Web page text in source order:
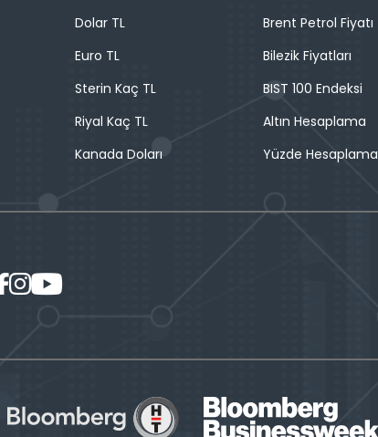
Dolar TL
Euro TL
Sterin Kaç TL
Riyal Kaç TL
Kanada Doları
Brent Petrol Fiyatı
Bilezik Fiyatları
BIST 100 Endeksi
Altın Hesaplama
Yüzde Hesaplama